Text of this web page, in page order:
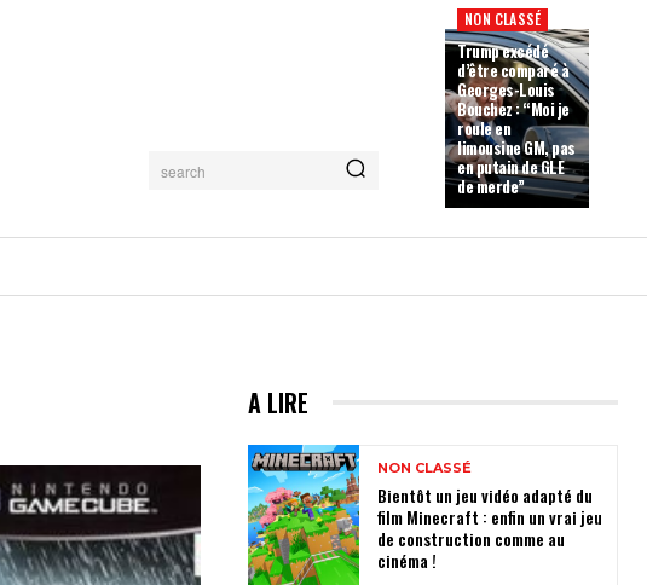
search
NON CLASSÉ
Trump excédé
d’être comparé à
Georges-Louis
Bouchez : “Moi je
roule en
limousine GM, pas
en putain de GLE
de merde”
A LIRE
NON CLASSÉ
Bientôt un jeu vidéo adapté du
film Minecraft : enfin un vrai jeu
de construction comme au
cinéma !